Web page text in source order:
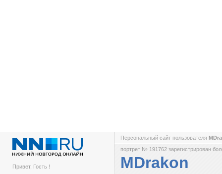
Привет, Гость !
Персональный сайт пользователя
портрет № 191762 зарегистрирован
MDrakon